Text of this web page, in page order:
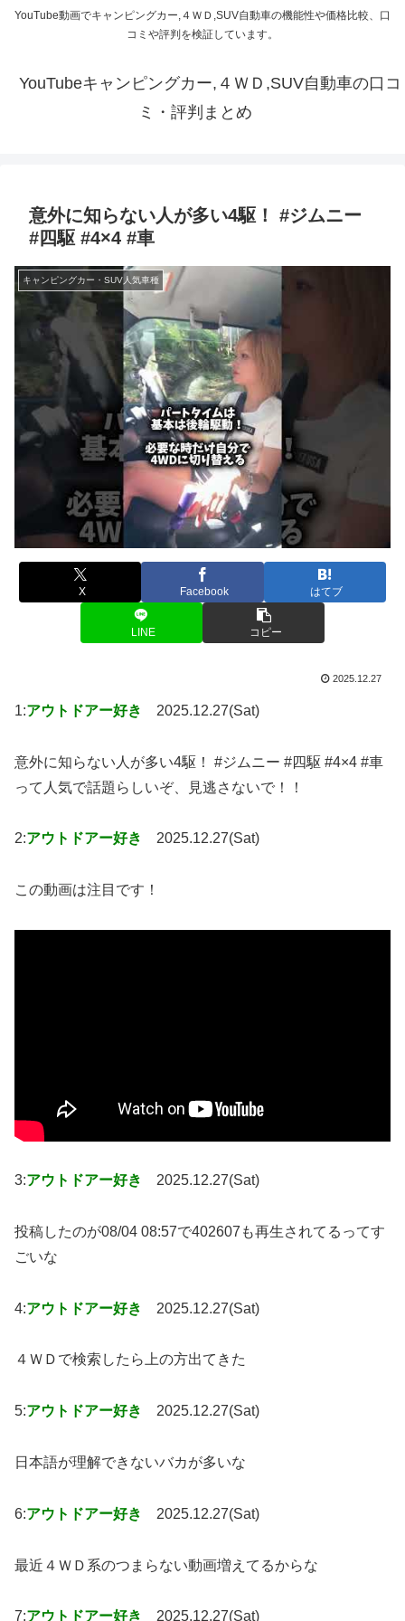
YouTube動画でキャンピングカー,４ＷＤ,SUV自動車の機能性や価格比較、口
コミや評判を検証しています。
YouTubeキャンピングカー,４ＷＤ,SUV自動車の口コ
ミ・評判まとめ
意外に知らない人が多い4駆！ #ジムニー
#四駆 #4×4 #車
キャンピングカー・SUV人気車種
X Facebook はてブ
LINE コピー
2025.12.27
1:アウトドアー好き 2025.12.27(Sat)
意外に知らない人が多い4駆！ #ジムニー #四駆 #4×4 #車
って人気で話題らしいぞ、見逃さないで！！
2:アウトドアー好き 2025.12.27(Sat)
この動画は注目です！
3:アウトドアー好き 2025.12.27(Sat)
投稿したのが08/04 08:57で402607も再生されてるってす
ごいな
4:アウトドアー好き 2025.12.27(Sat)
４ＷＤで検索したら上の方出てきた
5:アウトドアー好き 2025.12.27(Sat)
日本語が理解できないバカが多いな
6:アウトドアー好き 2025.12.27(Sat)
最近４ＷＤ系のつまらない動画増えてるからな
7:アウトドアー好き 2025.12.27(Sat)